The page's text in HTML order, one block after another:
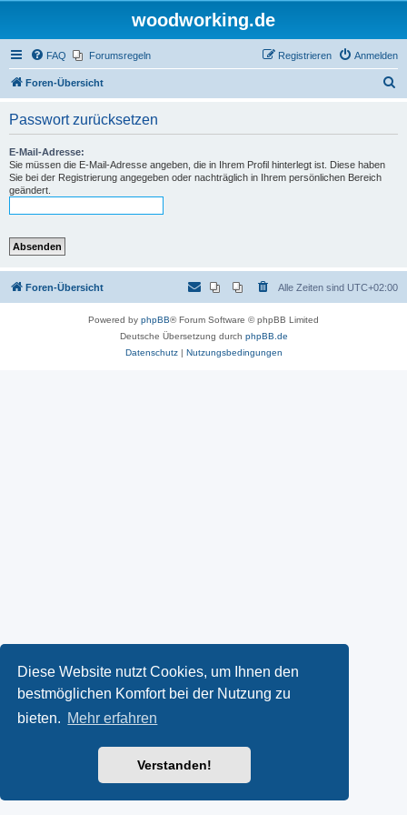
Diese Website nutzt Cookies, um Ihnen den
bestmöglichen Komfort bei der Nutzung zu
bieten. Mehr erfahren
Verstanden!
woodworking.de
FAQ Forumsregeln Anmelden
Registrieren
Foren-Übersicht
Passwort zurücksetzen
E-Mail-Adresse:
Sie müssen die E-Mail-Adresse angeben, die in Ihrem Profil hinterlegt ist. Diese haben
Sie bei der Registrierung angegeben oder nachträglich in Ihrem persönlichen Bereich
geändert.
Foren-Übersicht Alle Zeiten sind UTC+02:00
Powered by phpBB® Forum Software © phpBB Limited
Deutsche Übersetzung durch phpBB.de
Datenschutz| Nutzungsbedingungen